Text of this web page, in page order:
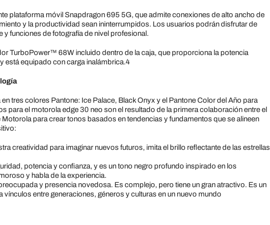
plataforma móvil Snapdragon 695 5G, que admite conexiones de alto ancho de
y la productividad sean ininterrumpidos. Los usuarios podrán disfrutar de
funciones de fotografía de nivel profesional.
TurboPower™ 68W incluido dentro de la caja, que proporciona la potencia
está equipado con carga inalámbrica.4
tres colores Pantone: Ice Palace, Black Onyx y el Pantone Color del Año para
para el motorola edge 30 neo son el resultado de la primera colaboración entre el
para crear tonos basados en tendencias y fundamentos que se alineen
creatividad para imaginar nuevos futuros, imita el brillo reflectante de las estrellas
potencia y confianza, y es un tono negro profundo inspirado en los
y habla de la experiencia.
y presencia novedosa. Es complejo, pero tiene un gran atractivo. Es un
entre generaciones, géneros y culturas en un nuevo mundo